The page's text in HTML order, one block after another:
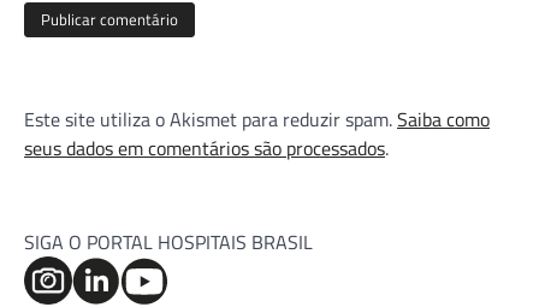
Este site utiliza o Akismet para reduzir spam.Saiba como
seus dados em comentários são processados.
SIGA O PORTAL HOSPITAIS BRASIL